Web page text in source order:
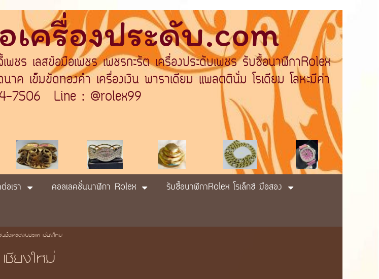
เครื่องประดับ.com
ชร เลสข้อมือเพชร เพชรกะรัต เครื่องประดับเพชร รับซื้อนาฬิกาRolex
ค เข็มขัดทองคำ เครื่องเงิน พาราเดียม แพลตตินั่ม โรเดียม โลหะมีค่า
7506 Line : @rolex99
อเรา คอลเลคชั่นนาฬิกา Rolex
รับซื้อนาฬิกาRolex โรเล็กซ์ มือสอง
ซื้อเครื่องเพชรแท้ เชียงใหม่
ชียงใหม่